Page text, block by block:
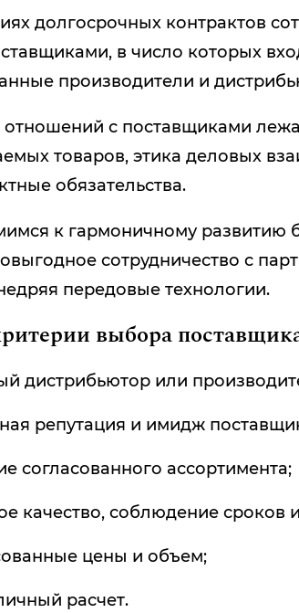
долгосрочных контрактов
в число которых
производители и
отношений с поставщиками
товаров, этика деловых
обязательства.
к гармоничному развитию
сотрудничество с
передовые технологии.
выбора
дистрибьютор или
репутация и имидж
согласованного ассортимента;
качество, соблюдение сроков
цены и объем;
расчет.